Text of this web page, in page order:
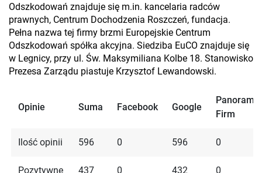
Odszkodowań znajduje się m.in. kancelaria radców
prawnych, Centrum Dochodzenia Roszczeń, fundacja.
Pełna nazwa tej firmy brzmi Europejskie Centrum
Odszkodowań spółka akcyjna. Siedziba EuCO znajduje się
w Legnicy, przy ul. Św. Maksymiliana Kolbe 18. Stanowisko
Prezesa Zarządu piastuje Krzysztof Lewandowski.
Opinie Suma Facebook Google
Panorama
Firm
Ilość opinii 596 0 596 0
Pozytywne 437 0 432 0